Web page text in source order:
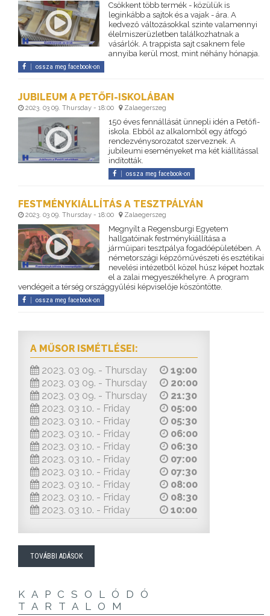
Csökkent több termék - közülük is
leginkább a sajtok és a vajak - ára. A
kedvező változásokkal szinte valamennyi
élelmiszerüzletben találkozhatnak a
vásárlók. A trappista sajt csaknem fele
annyiba kerül most, mint néhány hónapja.
ossza meg facebook-on
JUBILEUM A PETŐFI-ISKOLÁBAN
2023. 03 09. Thursday - 18:00 Zalaegerszeg
150 éves fennállását ünnepli idén a Petőfi-
iskola. Ebből az alkalomból egy átfogó
rendezvénysorozatot szerveznek. A
jubileumi eseményeket ma két kiállítással
indították.
ossza meg facebook-on
FESTMÉNYKIÁLLÍTÁS A TESZTPÁLYÁN
2023. 03 09. Thursday - 18:00 Zalaegerszeg
Megnyílt a Regensburgi Egyetem
hallgatóinak festménykiállítása a
járműipari tesztpálya fogadóépületében. A
németországi képzőművészeti és esztétikai
nevelési intézetből közel húsz képet hoztak
el a zalai megyeszékhelyre. A program
vendégeit a térség országgyűlési képviselője köszöntötte.
ossza meg facebook-on
A MŰSOR ISMÉTLÉSEI:
2023. 03 09. - Thursday
19:00
2023. 03 09. - Thursday
20:00
2023. 03 09. - Thursday
21:30
2023. 03 10. - Friday
05:00
2023. 03 10. - Friday
05:30
2023. 03 10. - Friday
06:00
2023. 03 10. - Friday
06:30
2023. 03 10. - Friday
07:00
2023. 03 10. - Friday
07:30
2023. 03 10. - Friday
08:00
2023. 03 10. - Friday
08:30
2023. 03 10. - Friday
10:00
TOVÁBBI ADÁSOK
KAPCSOLÓDÓ
TARTALOM